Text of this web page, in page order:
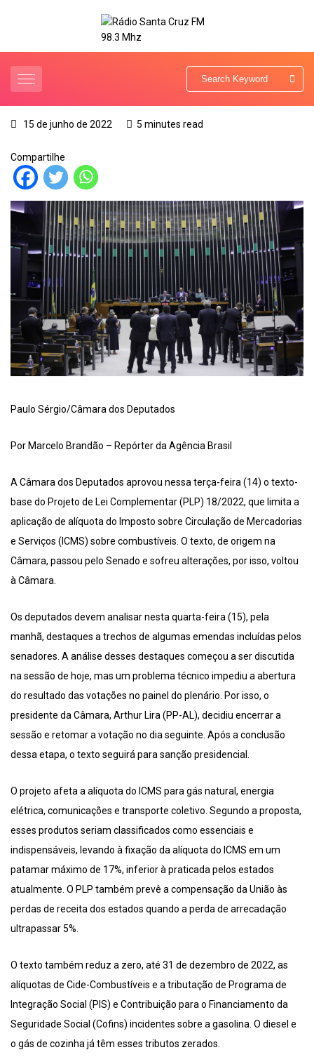
15 de junho de 2022 5 minutes read
Compartilhe
Paulo Sérgio/Câmara dos Deputados
Por Marcelo Brandão – Repórter da Agência Brasil
A Câmara dos Deputados aprovou nessa terça-feira (14) o texto-
base do Projeto de Lei Complementar (PLP) 18/2022, que limita a
aplicação de alíquota do Imposto sobre Circulação de Mercadorias
e Serviços (ICMS) sobre combustíveis. O texto, de origem na
Câmara, passou pelo Senado e sofreu alterações, por isso, voltou
à Câmara.
Os deputados devem analisar nesta quarta-feira (15), pela
manhã, destaques a trechos de algumas emendas incluídas pelos
senadores. A análise desses destaques começou a ser discutida
na sessão de hoje, mas um problema técnico impediu a abertura
do resultado das votações no painel do plenário. Por isso, o
presidente da Câmara, Arthur Lira (PP-AL), decidiu encerrar a
sessão e retomar a votação no dia seguinte. Após a conclusão
dessa etapa, o texto seguirá para sanção presidencial.
O projeto afeta a alíquota do ICMS para gás natural, energia
elétrica, comunicações e transporte coletivo. Segundo a proposta,
esses produtos seriam classificados como essenciais e
indispensáveis, levando à fixação da alíquota do ICMS em um
patamar máximo de 17%, inferior à praticada pelos estados
atualmente. O PLP também prevê a compensação da União às
perdas de receita dos estados quando a perda de arrecadação
ultrapassar 5%.
O texto também reduz a zero, até 31 de dezembro de 2022, as
alíquotas de Cide-Combustíveis e a tributação de Programa de
Integração Social (PIS) e Contribuição para o Financiamento da
Seguridade Social (Cofins) incidentes sobre a gasolina. O diesel e
o gás de cozinha já têm esses tributos zerados.